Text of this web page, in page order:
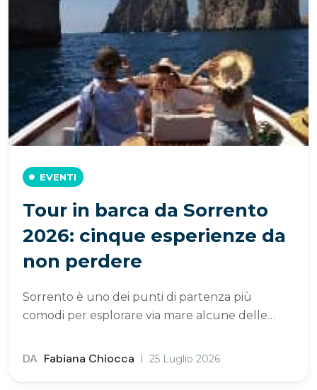
EVENTI
Tour in barca da Sorrento
2026: cinque esperienze da
non perdere
Sorrento è uno dei punti di partenza più
comodi per esplorare via mare alcune delle…
DA Fabiana Chiocca 25 Luglio 2026